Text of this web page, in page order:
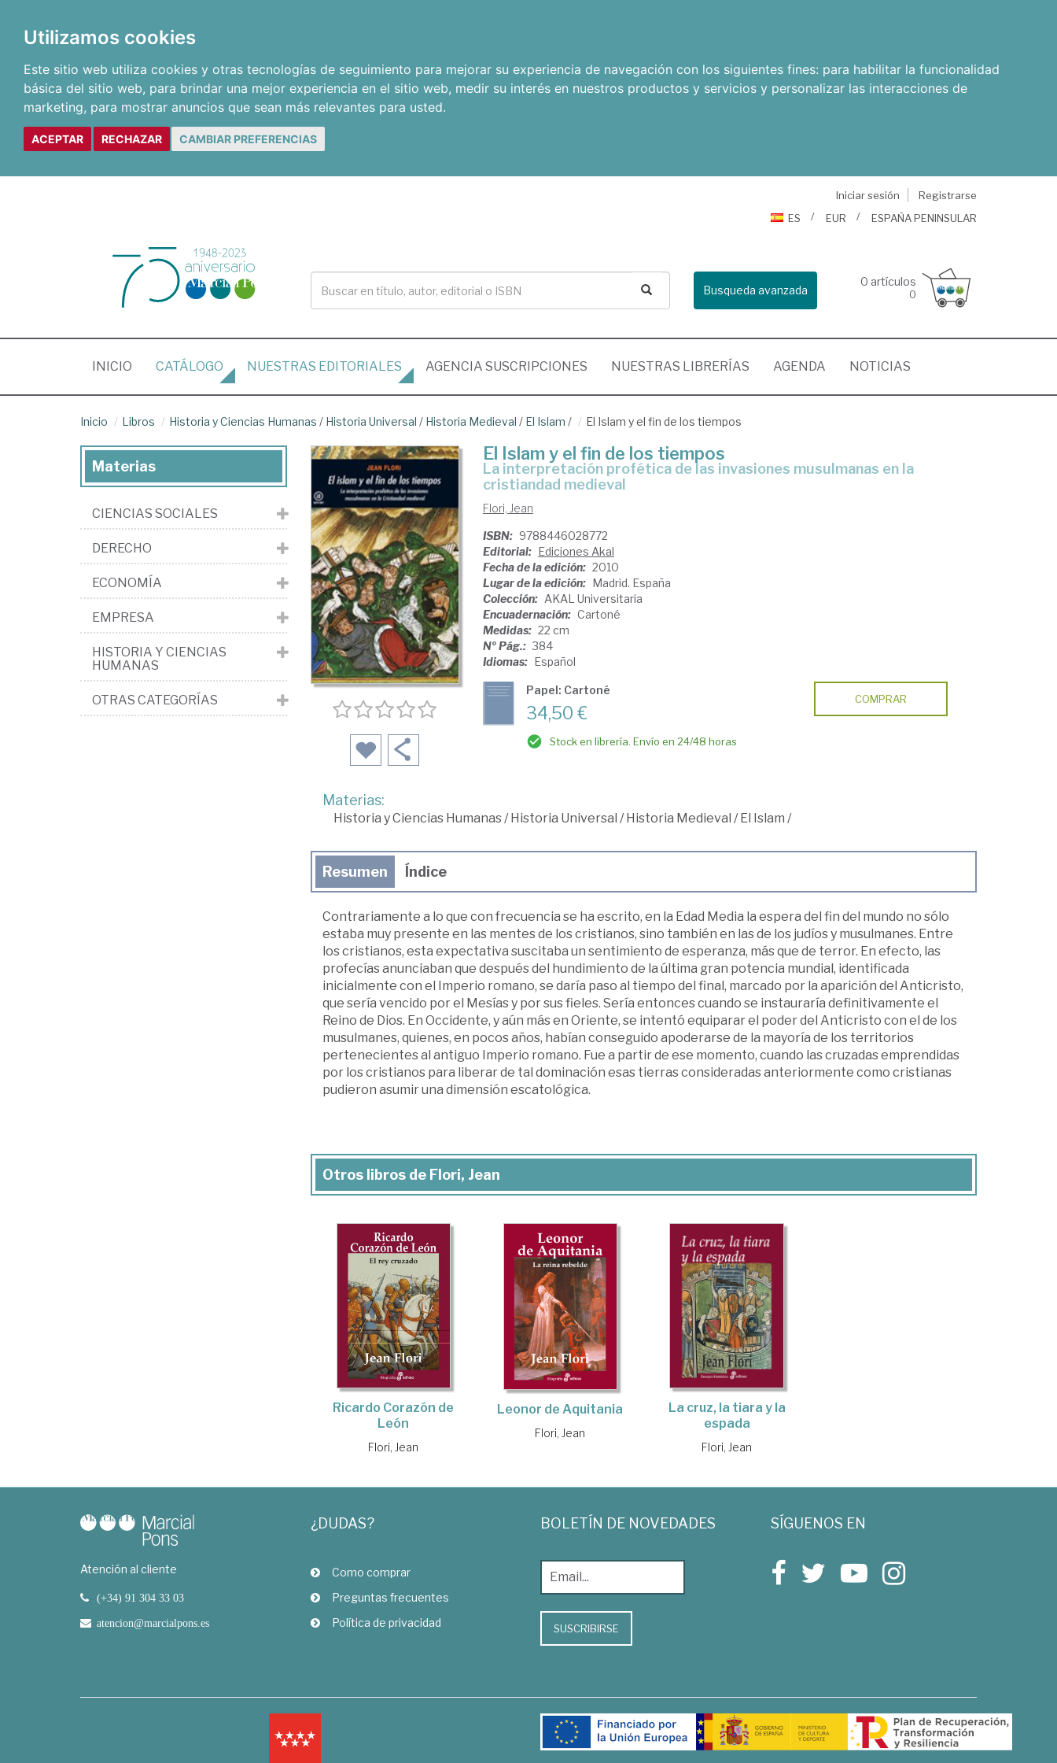
Utilizamos cookies
Este sitio web utiliza cookies y otras tecnologías de seguimiento para mejorar su experiencia de navegación con los siguientes fines: para habilitar la funcionalidad
básica del sitio web, para brindar una mejor experiencia en el sitio web, medir su interés en nuestros productos y servicios y personalizar las interacciones de
marketing, para mostrar anuncios que sean más relevantes para usted.
ACEPTAR RECHAZAR CAMBIAR PREFERENCIAS
Iniciar sesión
Registrarse
ES
EUR ESPAÑA PENINSULAR
Busqueda avanzada
0 artículos
0
INICIO (CURRENT)
CATÁLOGO NUESTRAS EDITORIALES AGENCIA SUSCRIPCIONES NUESTRAS LIBRERÍAS AGENDA NOTICIAS
Inicio Libros Historia y Ciencias Humanas / Historia Universal / Historia Medieval / El Islam / El Islam y el fin de los tiempos
El Islam y el fin de los tiempos
la interpretación profética de las invasiones musulmanas en la
cristiandad medieval
Flori, Jean
ISBN: 9788446028772
Editorial: Ediciones Akal
Fecha de la edición: 2010
Lugar de la edición: Madrid. España
Colección: AKAL Universitaria
Encuadernación: Cartoné
Medidas: 22 cm
Nº Pág.: 384
Idiomas: Español
Papel: Cartoné
34,50 €
Stock en librería. Envío en 24/48 horas
COMPRAR
Materias:
Historia y Ciencias Humanas/Historia Universal /Historia Medieval /El Islam /
Resumen Índice
Contrariamente a lo que con frecuencia se ha escrito, en la Edad Media la espera del fin del mundo no sólo
estaba muy presente en las mentes de los cristianos, sino también en las de los judíos y musulmanes. Entre
los cristianos, esta expectativa suscitaba un sentimiento de esperanza, más que de terror. En efecto, las
profecías anunciaban que después del hundimiento de la última gran potencia mundial, identificada
inicialmente con el Imperio romano, se daría paso al tiempo del final, marcado por la aparición del Anticristo,
que sería vencido por el Mesías y por sus fieles. Sería entonces cuando se instauraría definitivamente el
Reino de Dios. En Occidente, y aún más en Oriente, se intentó equiparar el poder del Anticristo con el de los
musulmanes, quienes, en pocos años, habían conseguido apoderarse de la mayoría de los territorios
pertenecientes al antiguo Imperio romano. Fue a partir de ese momento, cuando las cruzadas emprendidas
por los cristianos para liberar de tal dominación esas tierras consideradas anteriormente como cristianas
pudieron asumir una dimensión escatológica.
Otros libros de Flori, Jean
Ricardo Corazón de
León
Flori, Jean
Leonor de Aquitania
Flori, Jean
La cruz, la tiara y la
espada
Flori, Jean
Materias
CIENCIAS SOCIALES
DERECHO
ECONOMÍA
EMPRESA
HISTORIA Y CIENCIAS
HUMANAS
OTRAS CATEGORÍAS
Atención al cliente
(+34) 91 304 33 03
atencion@marcialpons.es
¿DUDAS?
Como comprar
Preguntas frecuentes
Política de privacidad
BOLETÍN DE NOVEDADES
SUSCRIBIRSE
SÍGUENOS EN